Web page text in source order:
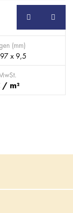
(mm)
x 9,5
/ m²